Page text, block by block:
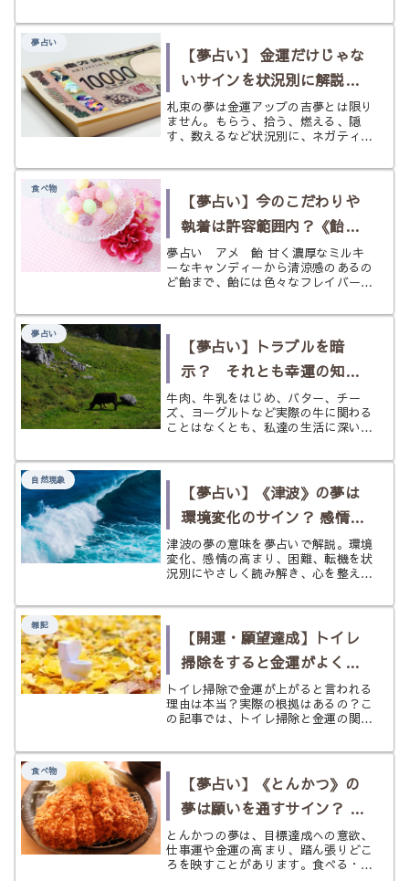
色が鮮烈に印象に残る夢を見ることは
していれば、多くの人が何気なく接し
て...
夢占い
【夢占い】 金運だけじゃな
いサインを状況別に解説
〈札束〉の夢
札束の夢は金運アップの吉夢とは限り
ません。もらう、拾う、燃える、隠
す、数えるなど状況別に、ネガティ
解説。前向きに活かすためのヒントも
食べ物
【夢占い】今のこだわりや
執着は許容範囲内？《飴・
アメ》の夢
夢占い アメ 飴 甘く濃厚なミルキ
ーなキャンディーから清涼感のあるの
ど飴まで、飴には色々なフレイバーが
す。 飴やキャンディーというと子供
せんが、実際には老若男女を問わず愛
さ...
夢占い
【夢占い】トラブルを暗
示？ それとも幸運の知ら
せ？《牛》の夢
牛肉、牛乳をはじめ、バター、チー
ズ、ヨーグルトなど実際の牛に関わる
ことはなくとも、私達の生活に深い関
き物として考えることもあるほか、干
す。 そんな牛が、夢の中にあらわれ
たとし...
自然現象
【夢占い】《津波》の夢は
環境変化のサイン？ 感情の
高まりと転機を状況別に読
む
津波の夢の意味を夢占いで解説。環境
変化、感情の高まり、困難、転機を状
況別にやさしく読み解き、心を整える
雑記
【開運・願望達成】トイレ
掃除をすると金運がよくな
るって本当？現実とスピリ
チュアルの両面から考察し
トイレ掃除で金運が上がると言われる
理由は本当？実際の根拠はあるの？こ
の記事では、トイレ掃除と金運の関係
わかりやすく検証。有名人や偉人の実
践アドバイスまで紹介します。
食べ物
【夢占い】《とんかつ》の
夢は願いを通すサイン？ 仕
事運・金運・踏ん張りどこ
ろを状況別にひもとく
とんかつの夢は、目標達成への意欲、
仕事運や金運の高まり、踏ん張りどこ
ろを映すことがあります。食べる・作